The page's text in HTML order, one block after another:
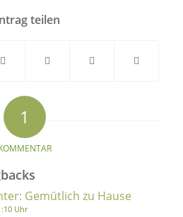
teilen
1
Gemütlich zu Hause
Uhr